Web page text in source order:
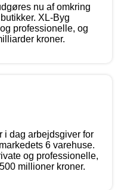
nu af omkring
XL-Byg
professionelle, og
kroner.
i dag arbejdsgiver for
6 varehuse.
og professionelle,
millioner kroner.